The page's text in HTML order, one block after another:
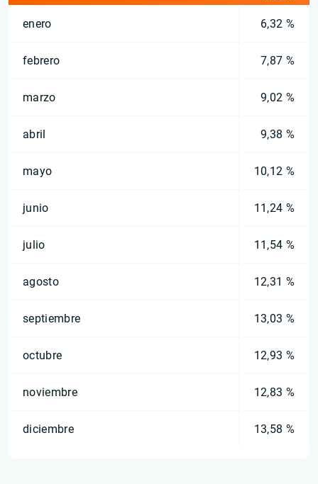
enero 6,32 %
febrero 7,87 %
marzo 9,02 %
abril 9,38 %
mayo 10,12 %
junio 11,24 %
julio 11,54 %
agosto 12,31 %
septiembre 13,03 %
octubre 12,93 %
noviembre 12,83 %
diciembre 13,58 %